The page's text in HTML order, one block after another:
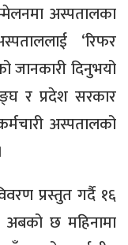
अस्पतालका
‘रिफर
जानकारी दिनुभयो
र प्रदेश सरकार
अस्पतालको
प्रस्तुत गर्दै १६
छ महिनामा